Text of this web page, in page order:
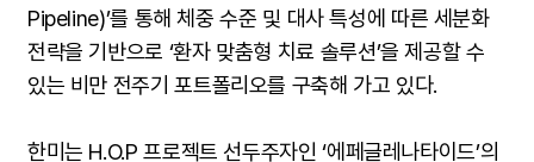
Pipeline)’를 통해 체중 수준 및 대사 특성에 따른 세분화
전략을 기반으로 ‘환자 맞춤형 치료 솔루션’을 제공할 수
있는 비만 전주기 포트폴리오를 구축해 가고 있다.
한미는 H.O.P 프로젝트 선두주자인 ‘에페글레나타이드’의